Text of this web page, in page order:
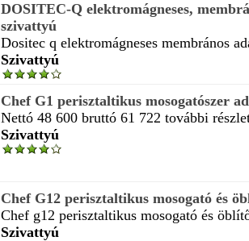
DOSITEC-Q elektromágneses,
szivattyú
Dositec q elektromágneses membrános
Szivattyú
Chef G1 perisztaltikus mosogatószer
Nettó 48 600 bruttó 61 722 további
Szivattyú
Chef G12 perisztaltikus mosogató és
Chef g12 perisztaltikus mosogató és
Szivattyú